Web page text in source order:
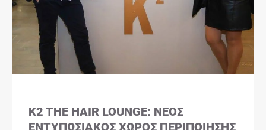
K2 THE HAIR LOUNGE: ΝΈΟΣ
ΕΝΤΥΠΩΣΙΑΚΌΣ ΧΏΡΟΣ ΠΕΡΙΠΟΊΗΣΗΣ